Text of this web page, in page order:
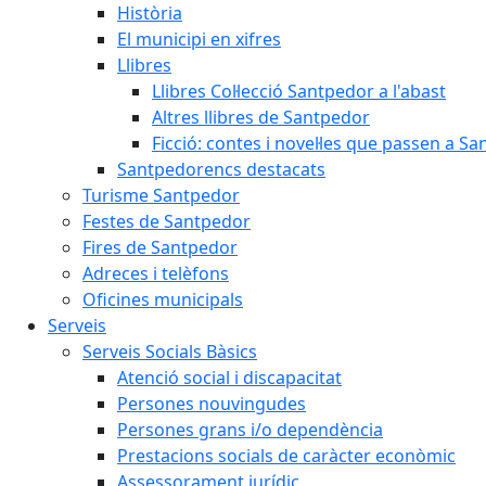
Història
El municipi en xifres
Llibres
Llibres Col·lecció Santpedor a l'abast
Altres llibres de Santpedor
Ficció: contes i novel·les que passen a
Santpedorencs destacats
Turisme Santpedor
Festes de Santpedor
Fires de Santpedor
Adreces i telèfons
Oficines municipals
Serveis
Serveis Socials Bàsics
Atenció social i discapacitat
Persones nouvingudes
Persones grans i/o dependència
Prestacions socials de caràcter econòmic